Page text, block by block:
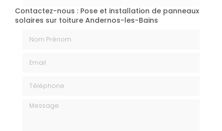
Contactez-nous : Pose et installation de panneaux
solaires sur toiture Andernos-les-Bains
Message